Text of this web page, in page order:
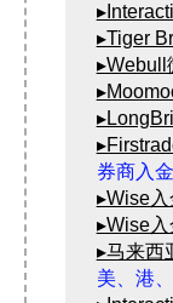
▸Tiger
▸Webull
▸Wise
▸Wise
▸马来西